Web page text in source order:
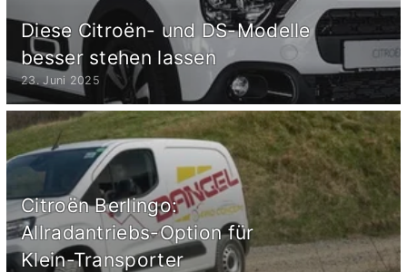
Diese Citroën- und DS-Modelle
besser stehen lassen
23. Juni 2025
Citroën Berlingo:
Allradantriebs-Option für
Klein-Transporter